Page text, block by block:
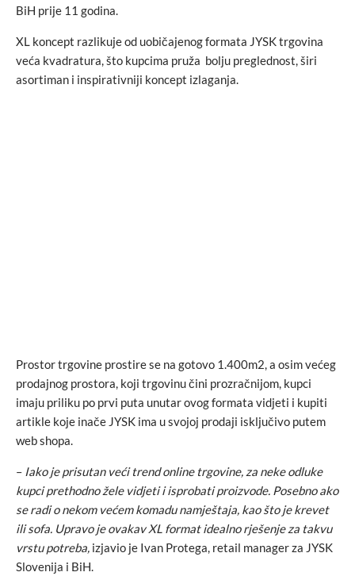
BiH prije 11 godina.
XL koncept razlikuje od uobičajenog formata JYSK trgovina
veća kvadratura, što kupcima pruža bolju preglednost, širi
asortiman i inspirativniji koncept izlaganja.
Prostor trgovine prostire se na gotovo 1.400m2, a osim većeg
prodajnog prostora, koji trgovinu čini prozračnijom, kupci
imaju priliku po prvi puta unutar ovog formata vidjeti i kupiti
artikle koje inače JYSK ima u svojoj prodaji isključivo putem
web shopa.
– Iako je prisutan veći trend online trgovine, za neke odluke
kupci prethodno žele vidjeti i isprobati proizvode. Posebno ako
se radi o nekom većem komadu namještaja, kao što je krevet
ili sofa. Upravo je ovakav XL format idealno rješenje za takvu
vrstu potreba, izjavio je Ivan Protega, retail manager za JYSK
Slovenija i BiH.